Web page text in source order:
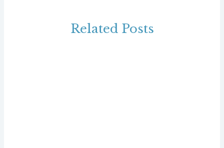
Related Posts